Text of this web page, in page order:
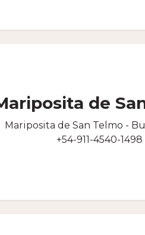
de
Mariposita de San Telmo -
+54-911-4540-1498